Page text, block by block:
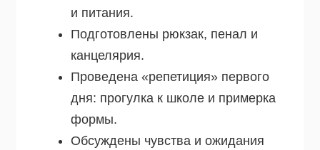
и питания.
Подготовлены рюкзак, пенал и
канцелярия.
Проведена «репетиция» первого
дня: прогулка к школе и примерка
формы.
Обсуждены чувства и ожидания